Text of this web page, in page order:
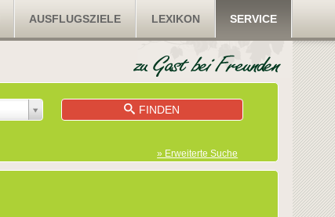
AUSFLUGSZIELE LEXIKON SERVICE
FINDEN
» Erweiterte Suche